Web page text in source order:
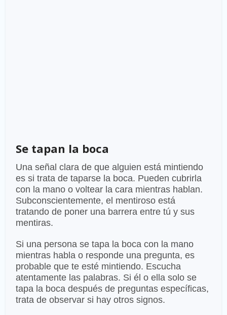
Se tapan la boca
Una señal clara de que alguien está mintiendo
es si trata de taparse la boca. Pueden cubrirla
con la mano o voltear la cara mientras hablan.
Subconscientemente, el mentiroso está
tratando de poner una barrera entre tú y sus
mentiras.
Si una persona se tapa la boca con la mano
mientras habla o responde una pregunta, es
probable que te esté mintiendo. Escucha
atentamente las palabras. Si él o ella solo se
tapa la boca después de preguntas específicas,
trata de observar si hay otros signos.